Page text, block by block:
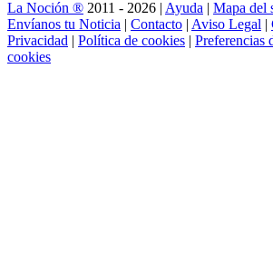
La Noción ® 2011 - 2026 | Ayuda | Mapa del
Envíanos tu Noticia | Contacto | Aviso Legal |
Privacidad | Política de cookies | Preferencias
cookies